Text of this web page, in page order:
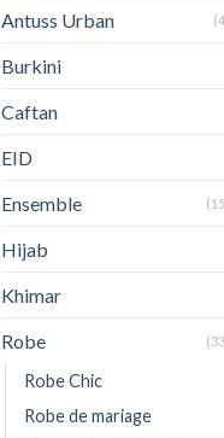
Antuss Urban
Burkini
Caftan
EID
Ensemble
Hijab
Khimar
Robe
Robe Chic
Robe de mariage